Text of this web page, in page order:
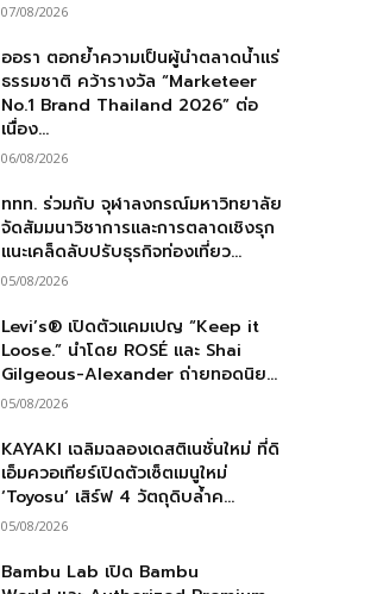
07/08/2026
ออรา ตอกย้ำความเป็นผู้นำตลาดน้ำแร่
ธรรมชาติ คว้ารางวัล “Marketeer
No.1 Brand Thailand 2026” ต่อ
เนื่อง...
06/08/2026
ททท. ร่วมกับ จุฬาลงกรณ์มหาวิทยาลัย
จัดสัมมนาวิชาการและการตลาดเชิงรุก
แนะเคล็ดลับปรับธุรกิจท่องเที่ยว...
05/08/2026
Levi’s® เปิดตัวแคมเปญ “Keep it
Loose.” นำโดย ROSÉ และ Shai
Gilgeous-Alexander ถ่ายทอดนิย...
05/08/2026
KAYAKI เฉลิมฉลองเดสติเนชั่นใหม่ ที่ดิ
เอ็มควอเทียร์เปิดตัวเซ็ตเมนูใหม่
‘Toyosu’ เสิร์ฟ 4 วัตถุดิบล้ำค...
05/08/2026
Bambu Lab เปิด Bambu